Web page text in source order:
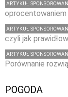
ARTYKUŁ
ARTYKUŁ
czyli jak
ARTYKUŁ
Porównanie
POGODA